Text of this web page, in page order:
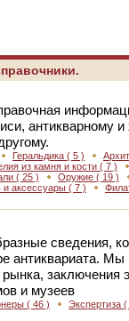
антикварному
Геральдика ( 5 )
из камня и кости ( 7 )
( 25 ) Оружие ( 19 )
и аксессуары ( 7 )
сведения,
антиквариата.
заключения
и музеев
( 46 ) Экспертиза (